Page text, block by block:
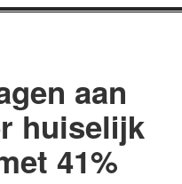
aan
huiselijk
41%